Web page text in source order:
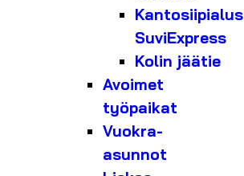
Kantosiipialus
SuviExpress
Kolin jäätie
Avoimet
työpaikat
Vuokra-
asunnot